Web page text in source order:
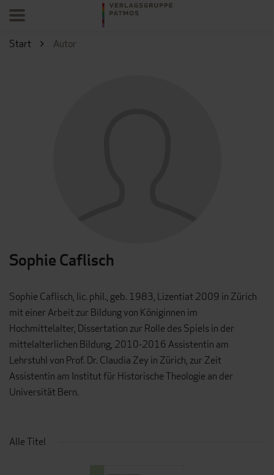
Start Autor
Sophie Caflisch
Sophie Caflisch, lic. phil., geb. 1983, Lizentiat 2009 in Zürich
mit einer Arbeit zur Bildung von Königinnen im
Hochmittelalter, Dissertation zur Rolle des Spiels in der
mittelalterlichen Bildung, 2010-2016 Assistentin am
Lehrstuhl von Prof. Dr. Claudia Zey in Zürich, zur Zeit
Assistentin am Institut für Historische Theologie an der
Universität Bern.
Alle Titel